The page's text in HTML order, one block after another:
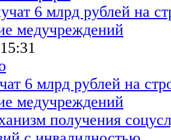
6 млрд рублей на
медучреждений